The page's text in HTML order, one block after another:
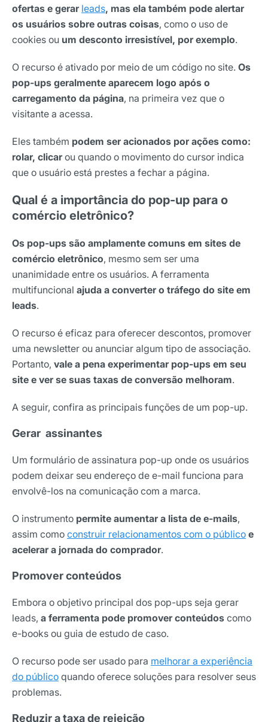
ofertas e gerar leads, mas ela também pode alertar
os usuários sobre outras coisas, como o uso de
cookies ou um desconto irresistível, por exemplo.
O recurso é ativado por meio de um código no site. Os
pop-ups geralmente aparecem logo após o
carregamento da página, na primeira vez que o
visitante a acessa.
Eles também podem ser acionados por ações como:
rolar, clicar ou quando o movimento do cursor indica
que o usuário está prestes a fechar a página.
Qual é a importância do pop-up para o
comércio eletrônico?
Os pop-ups são amplamente comuns em sites de
comércio eletrônico, mesmo sem ser uma
unanimidade entre os usuários. A ferramenta
multifuncional ajuda a converter o tráfego do site em
leads.
O recurso é eficaz para oferecer descontos, promover
uma newsletter ou anunciar algum tipo de associação.
Portanto, vale a pena experimentar pop-ups em seu
site e ver se suas taxas de conversão melhoram.
A seguir, confira as principais funções de um pop-up.
Gerar assinantes
Um formulário de assinatura pop-up onde os usuários
podem deixar seu endereço de e-mail funciona para
envolvê-los na comunicação com a marca.
O instrumento permite aumentar a lista de e-mails,
assim como construir relacionamentos com o público e
acelerar a jornada do comprador.
Promover conteúdos
Embora o objetivo principal dos pop-ups seja gerar
leads, a ferramenta pode promover conteúdos como
e-books ou guia de estudo de caso.
O recurso pode ser usado para melhorar a experiência
do público quando oferece soluções para resolver seus
problemas.
Reduzir a taxa de rejeição